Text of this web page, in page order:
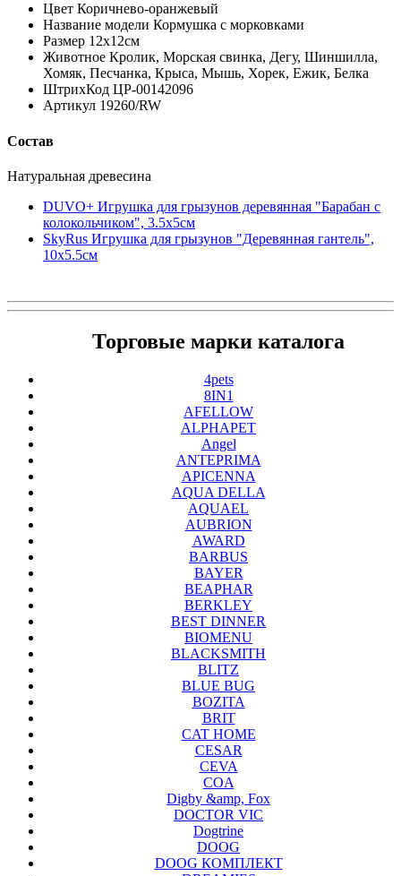
Цвет Коричнево-оранжевый
Название модели Кормушка с морковками
Размер 12x12см
Животное Кролик, Морская свинка, Дегу, Шиншилла,
Хомяк, Песчанка, Крыса, Мышь, Хорек, Ежик, Белка
ШтрихКод ЦР-00142096
Артикул 19260/RW
Состав
Натуральная древесина
DUVO+ Игрушка для грызунов деревянная "Барабан с
колокольчиком", 3.5х5см
SkyRus Игрушка для грызунов "Деревянная гантель",
10х5.5см
Торговые марки каталога
4pets
8IN1
AFELLOW
ALPHAPET
Angel
ANTEPRIMA
APICENNA
AQUA DELLA
AQUAEL
AUBRION
AWARD
BARBUS
BAYER
BEAPHAR
BERKLEY
BEST DINNER
BIOMENU
BLACKSMITH
BLITZ
BLUE BUG
BOZITA
BRIT
CAT HOME
CESAR
CEVA
COA
Digby &amp, Fox
DOCTOR VIC
Dogtrine
DOOG
DOOG КОМПЛЕКТ